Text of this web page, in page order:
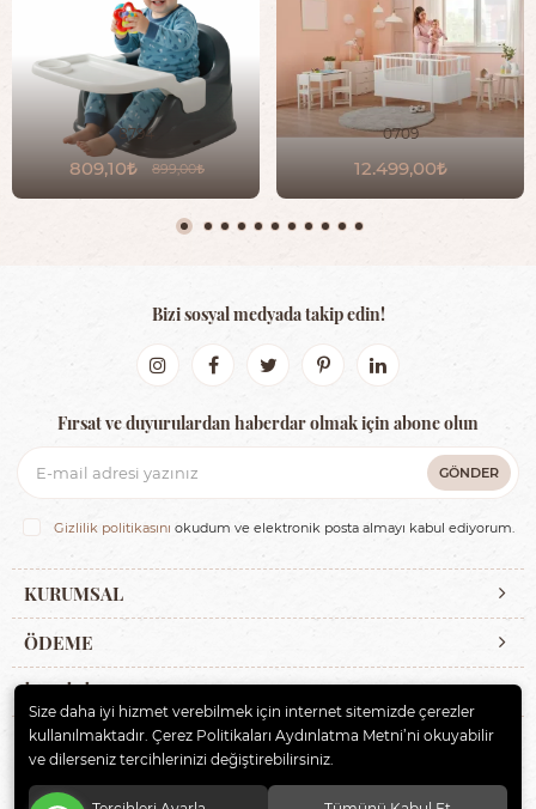
8794
809,10 899,00
0709
12.499,00
KURUMSAL
ÖDEME
İLETİŞİM
Bizi sosyal medyada takip edin!
Fırsat ve duyurulardan haberdar olmak için abone olun
GÖNDER
Gizlilik politikasını okudum ve elektronik posta almayı kabul ediyorum.
© 2020ERBAYBEBE BİSİKLET VE ÇOCUK GEREÇLERİ
saklıdır.
Size daha iyi hizmet verebilmek için internet sitemizde çerezler
kullanılmaktadır. Çerez Politikaları Aydınlatma Metni’ni okuyabilir
ve dilerseniz tercihlerinizi değiştirebilirsiniz.